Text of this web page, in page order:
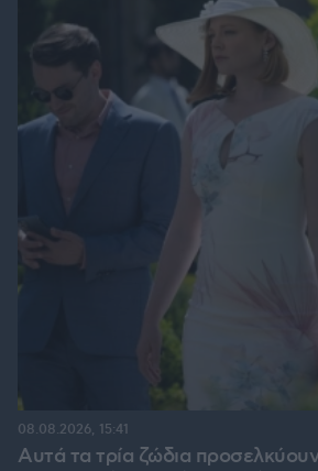
Αυτά τα τρία ζώδια
08.08.2026, 15:41